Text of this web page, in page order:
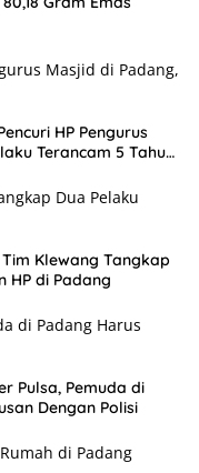
HP Pengurus
Terancam 5 Tahun
Klewang Tangkap
HP di Padang
Pulsa, Pemuda di
Dengan Polisi